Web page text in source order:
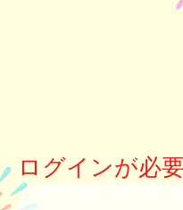
ログインが必